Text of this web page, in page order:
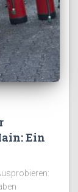
Ein